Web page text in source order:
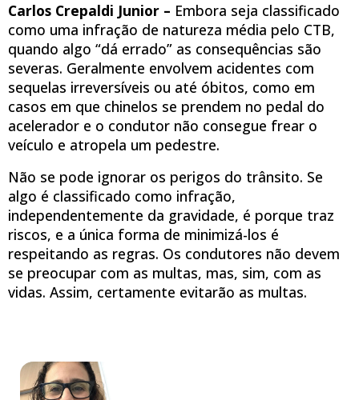
Carlos Crepaldi Junior – Embora seja classificado
como uma infração de natureza média pelo CTB,
quando algo “dá errado” as consequências são
severas. Geralmente envolvem acidentes com
sequelas irreversíveis ou até óbitos, como em
casos em que chinelos se prendem no pedal do
acelerador e o condutor não consegue frear o
veículo e atropela um pedestre.
Não se pode ignorar os perigos do trânsito. Se
algo é classificado como infração,
independentemente da gravidade, é porque traz
riscos, e a única forma de minimizá-los é
respeitando as regras. Os condutores não devem
se preocupar com as multas, mas, sim, com as
vidas. Assim, certamente evitarão as multas.